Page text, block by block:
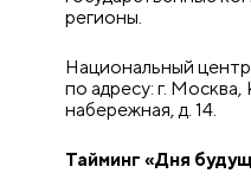
регионы.
Национальный
по адресу: г.
набережная, д. 14.
Тайминг «Дня